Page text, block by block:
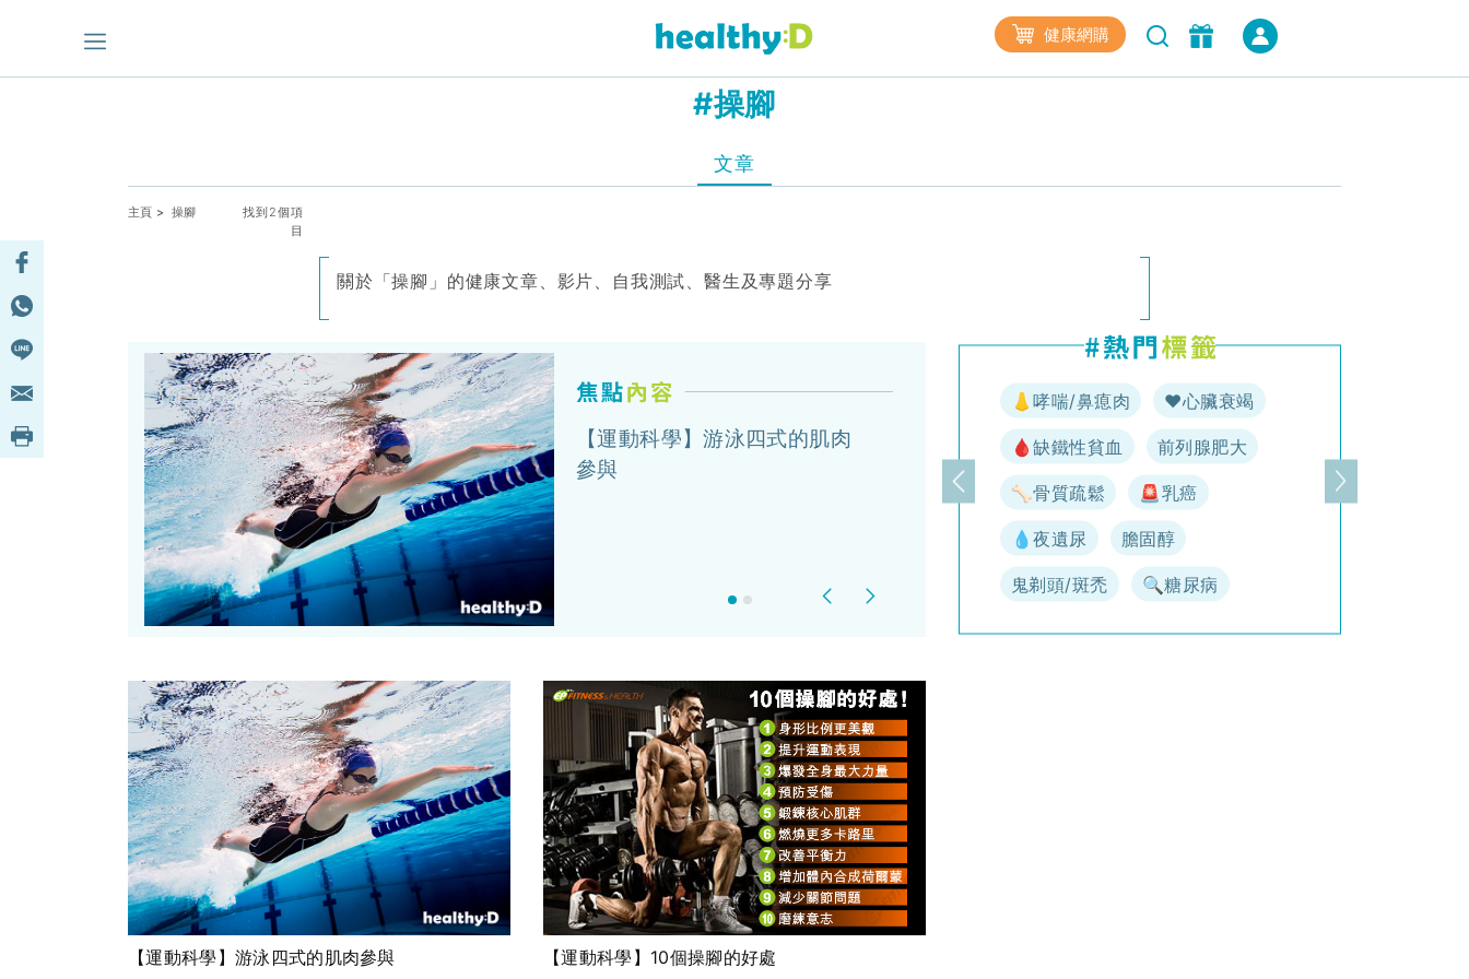
健康網購
#操腳
文章
主頁 > 操腳
找到2個項
目
關於「操腳」的健康文章、影片、自我測試、醫生及專題分享
【運動科學】游泳四式的肌肉
參與
Previous
上一頁
👃哮喘/鼻瘜肉 ♥️心臟衰竭
🩸缺鐵性貧血 前列腺肥大
🦴骨質疏鬆 🚨乳癌
💧夜遺尿 膽固醇
鬼剃頭/斑禿 🔍糖尿病
下一頁
【運動科學】游泳四式的肌肉參與 【運動科學】10個操腳的好處